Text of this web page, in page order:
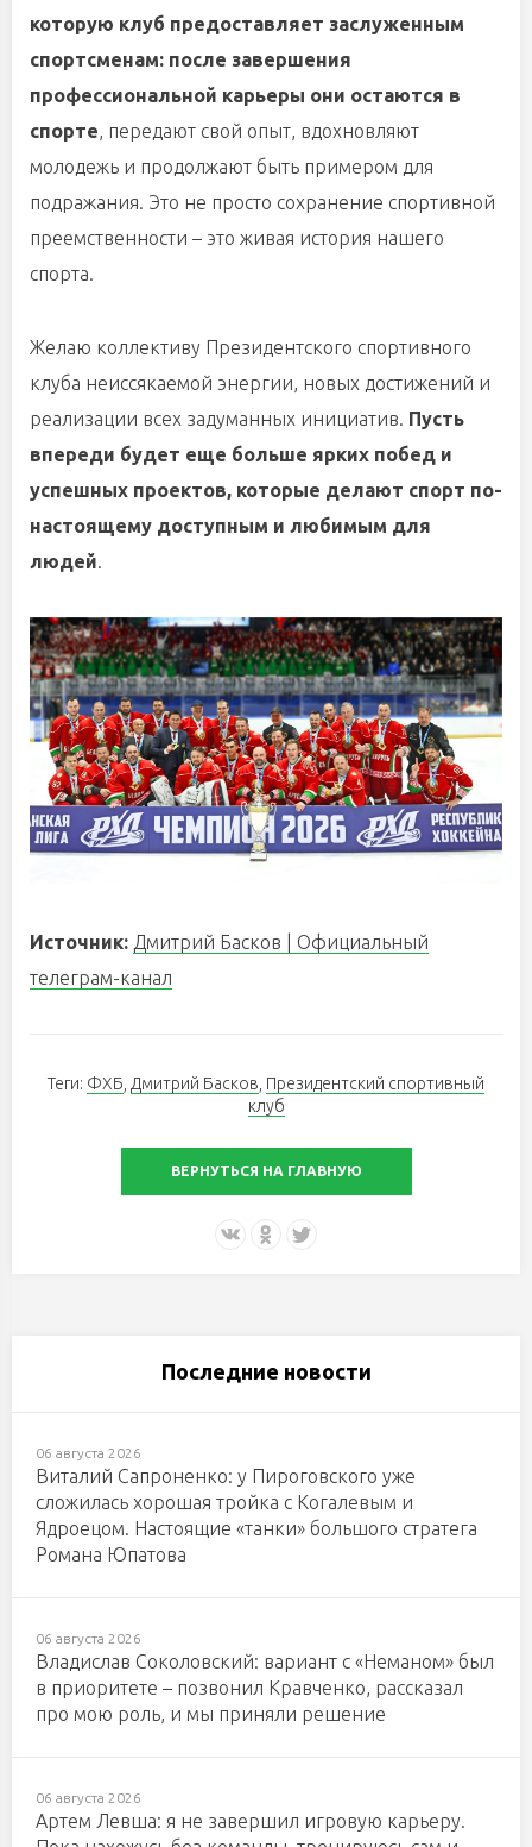
которую клуб предоставляет заслуженным
спортсменам: после завершения
профессиональной карьеры они остаются в
спорте, передают свой опыт, вдохновляют
молодежь и продолжают быть примером для
подражания. Это не просто сохранение спортивной
преемственности – это живая история нашего
спорта.
Желаю коллективу Президентского спортивного
клуба неиссякаемой энергии, новых достижений и
реализации всех задуманных инициатив. Пусть
впереди будет еще больше ярких побед и
успешных проектов, которые делают спорт по-
настоящему доступным и любимым для
людей.
Источник: Дмитрий Басков | Официальный
телеграм-канал
Теги: ФХБ Дмитрий Басков Президентский спортивный
клуб
ВЕРНУТЬСЯ НА ГЛАВНУЮ
Последние новости
06 августа 2026
Виталий Сапроненко: у Пироговского уже
сложилась хорошая тройка с Когалевым и
Ядроецом. Настоящие «танки» большого стратега
Романа Юпатова
06 августа 2026
Владислав Соколовский: вариант с «Неманом» был
в приоритете – позвонил Кравченко, рассказал
про мою роль, и мы приняли решение
06 августа 2026
Артем Левша: я не завершил игровую карьеру.